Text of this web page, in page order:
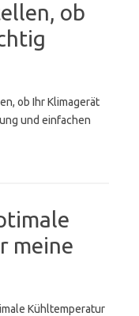
ob
ob Ihr Klimagerät
und einfachen
meine
Kühltemperatur